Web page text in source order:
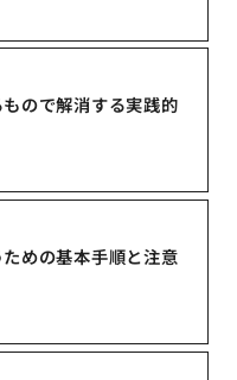
ので解消する実践的
めの基本手順と注意